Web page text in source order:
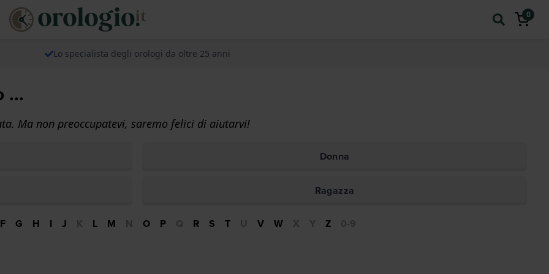
0
Lo specialista degli orologi da oltre 25 anni
...
Ma non preoccupatevi, saremo felici di aiutarvi!
Donna
Ragazza
F G H I J K L M N O P Q R S T U V W X Y Z 0-9